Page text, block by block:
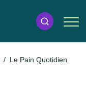
Le Pain Quotidien